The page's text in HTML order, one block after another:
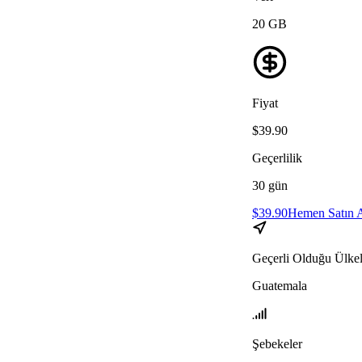
20 GB
Fiyat
$39.90
Geçerlilik
30 gün
$39.90Hemen Satın
Geçerli Olduğu
Guatemala
Şebekeler